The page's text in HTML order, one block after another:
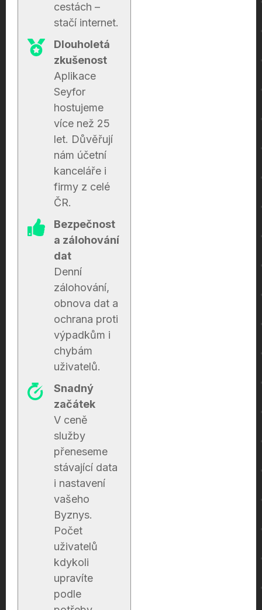
cestách –
stačí internet.
Dlouholetá
zkušenost
Aplikace
Seyfor
hostujeme
více než 25
let. Důvěřují
nám účetní
kanceláře i
firmy z celé
ČR.
Bezpečnost
a zálohování
dat
Denní
zálohování,
obnova dat a
ochrana proti
výpadkům i
chybám
uživatelů.
Snadný
začátek
V ceně
služby
přeneseme
stávající data
i nastavení
vašeho
Byznys.
Počet
uživatelů
kdykoli
upravíte
podle